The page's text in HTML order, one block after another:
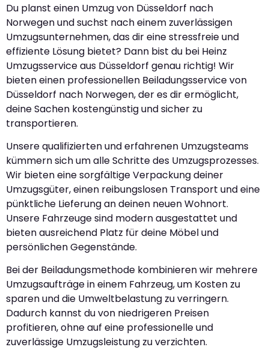
Du planst einen Umzug von Düsseldorf nach
Norwegen und suchst nach einem zuverlässigen
Umzugsunternehmen, das dir eine stressfreie und
effiziente Lösung bietet? Dann bist du bei Heinz
Umzugsservice aus Düsseldorf genau richtig! Wir
bieten einen professionellen Beiladungsservice von
Düsseldorf nach Norwegen, der es dir ermöglicht,
deine Sachen kostengünstig und sicher zu
transportieren.
Unsere qualifizierten und erfahrenen Umzugsteams
kümmern sich um alle Schritte des Umzugsprozesses.
Wir bieten eine sorgfältige Verpackung deiner
Umzugsgüter, einen reibungslosen Transport und eine
pünktliche Lieferung an deinen neuen Wohnort.
Unsere Fahrzeuge sind modern ausgestattet und
bieten ausreichend Platz für deine Möbel und
persönlichen Gegenstände.
Bei der Beiladungsmethode kombinieren wir mehrere
Umzugsaufträge in einem Fahrzeug, um Kosten zu
sparen und die Umweltbelastung zu verringern.
Dadurch kannst du von niedrigeren Preisen
profitieren, ohne auf eine professionelle und
zuverlässige Umzugsleistung zu verzichten.